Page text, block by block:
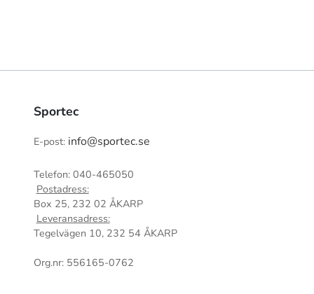
Sportec
E-post: info@sportec.se
Telefon: 040-465050
Postadress:
Box 25, 232 02 ÅKARP
Leveransadress:
Tegelvägen 10, 232 54 ÅKARP
Org.nr: 556165-0762